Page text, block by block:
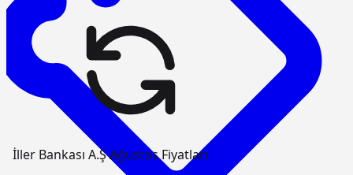
İller Bankası A.Ş Ağustos Fiyatları